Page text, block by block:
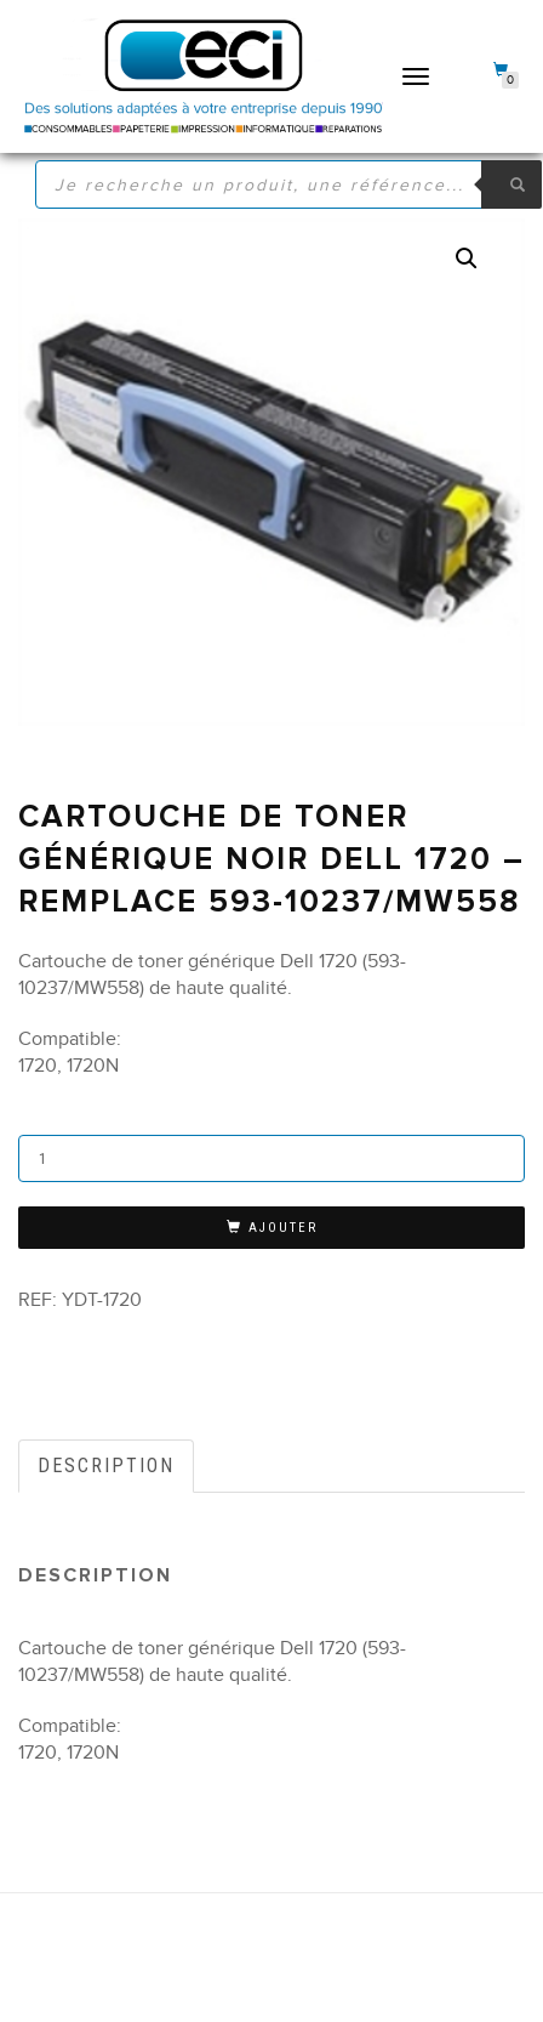
DÉPLIER
RECHERCHE
PRODUITS
0
CARTOUCHE DE TONER
GÉNÉRIQUE NOIR DELL 1720 –
REMPLACE 593-10237/MW558
Cartouche de toner générique Dell 1720 (593-
10237/MW558) de haute qualité.
Compatible:
1720, 1720N
AJOUTER
REF: YDT-1720
DESCRIPTION
DESCRIPTION
Cartouche de toner générique Dell 1720 (593-
10237/MW558) de haute qualité.
Compatible:
1720, 1720N